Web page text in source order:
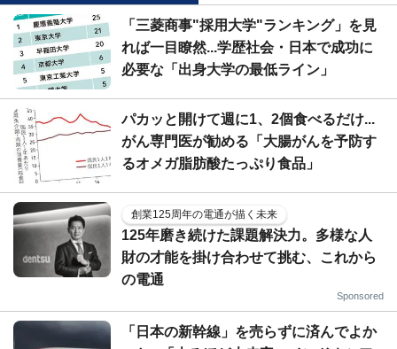
「三菱商事"採用大学"ランキング」を見
れば一目瞭然...学歴社会・日本で成功に
必要な「出身大学の最低ライン」
パカッと開けて週に1、2個食べるだけ...
がん専門医が勧める「大腸がんを予防す
るオメガ脂肪酸たっぷり食品」
創業125周年の電通が描く未来
125年磨き続けた課題解決力。多様な人
財の才能を掛け合わせて挑む、これから
の電通
Sponsored
「日本の新幹線」を売らずに済んでよか